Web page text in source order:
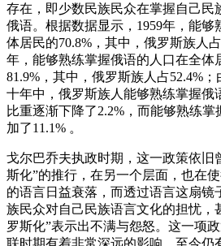
存在，即少数民族民众在掌握自己民
俄语。根据数据显示，1959年，能够
体居民的70.8%，其中，俄罗斯族人
年，能够熟练掌握俄语的人口在全体
81.9%，其中，俄罗斯族人占52.4%
十年中，俄罗斯族人能够熟练掌握俄
比重逐渐下降了2.2%，而能够熟练
加了11.1% 。
戈尔巴乔夫执政时期，这一政策依旧
斯化”的推行，在另一个层面，也在
的语言日益衰落，而透过语言这扇镜
族民众对自己民族语言文化的担忧，
罗斯化”表示出不满与怨怒。这一项
联时期有着非常深远的影响，至今仍